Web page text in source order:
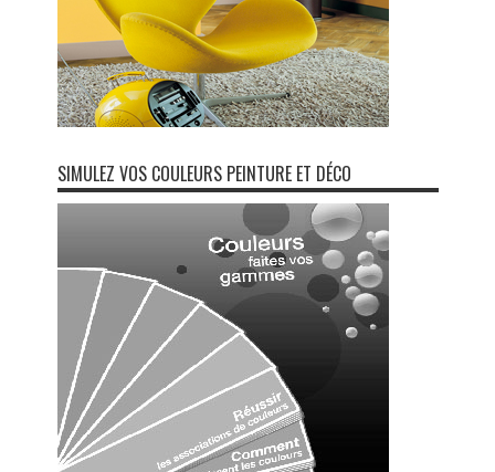
SIMULEZ VOS COULEURS PEINTURE ET DÉCO